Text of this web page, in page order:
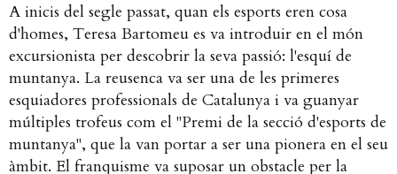
A inicis del segle passat, quan els esports eren cosa
d'homes, Teresa Bartomeu es va introduir en el món
excursionista per descobrir la seva passió: l'esquí de
muntanya. La reusenca va ser una de les primeres
esquiadores professionals de Catalunya i va guanyar
múltiples trofeus com el "Premi de la secció d'esports de
muntanya", que la van portar a ser una pionera en el seu
àmbit. El franquisme va suposar un obstacle per la